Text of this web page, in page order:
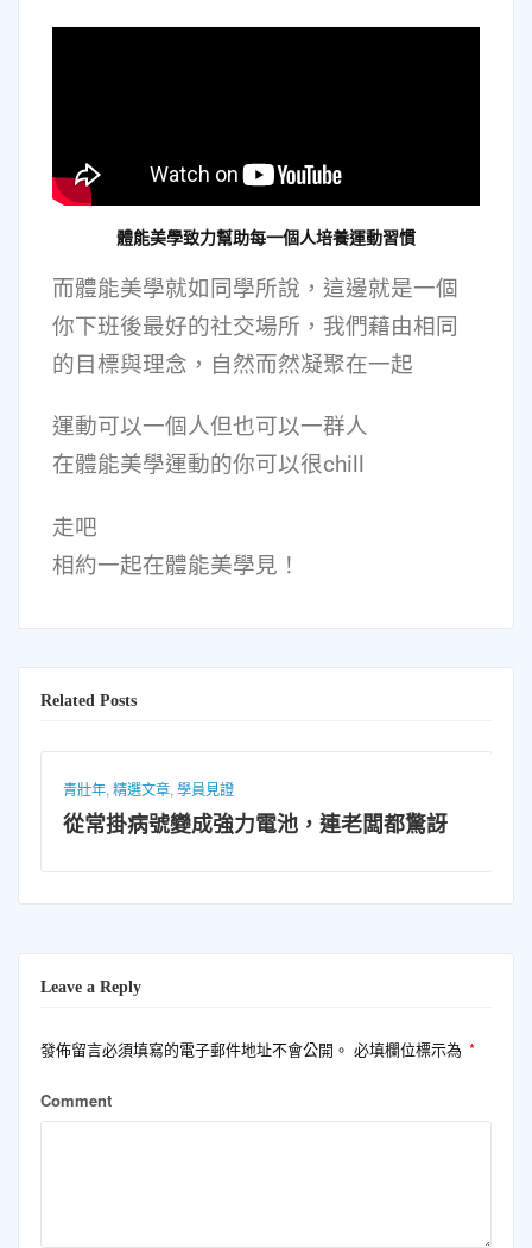
體能美學致力幫助每一個人培養運動習慣
而體能美學就如同學所說，這邊就是一個
你下班後最好的社交場所，我們藉由相同
的目標與理念，自然而然凝聚在一起
運動可以一個人但也可以一群人
在體能美學運動的你可以很chill
走吧
相約一起在體能美學見！
Related Posts
青壯年,精選文章,學員見證
從常掛病號變成強力電池，連老闆都驚訝
Leave a Reply
發佈留言必須填寫的電子郵件地址不會公開。 必填欄位標示為 *
Comment